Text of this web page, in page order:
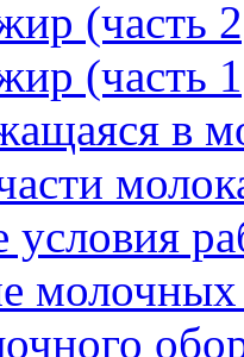
(часть
(часть
в
условия